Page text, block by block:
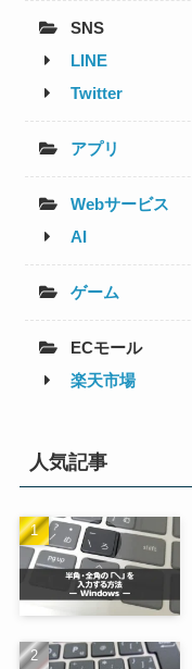
SNS
LINE
Twitter
アプリ
Webサービス
AI
ゲーム
ECモール
楽天市場
人気記事